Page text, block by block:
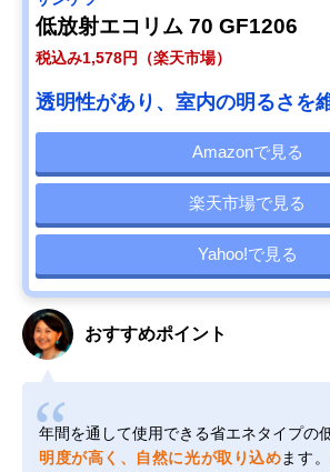
低放射エコリム 70 GF1206
税込み1,578円（楽天市場）
透明性があり、室内の明るさを
Amazonで見る
楽天市場で見る
Yahoo!で見る
おすすめポイント
年間を通して使用できる省エネタイプの
明度が高く、自然に光が取り込めます